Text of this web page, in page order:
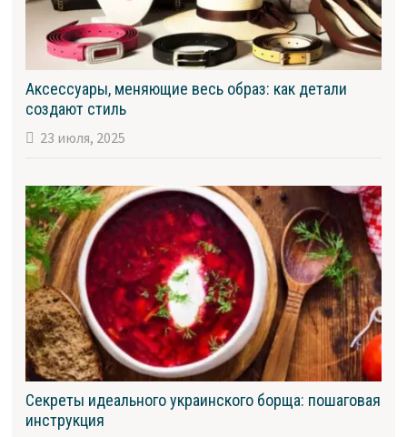
Аксессуары, меняющие весь образ: как детали
создают стиль
23 июля, 2025
Секреты идеального украинского борща: пошаговая
инструкция